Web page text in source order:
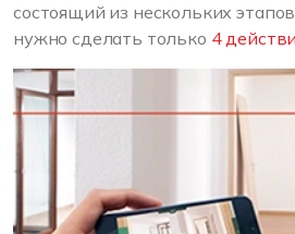
состоящий из нескольких
нужно сделать только 4